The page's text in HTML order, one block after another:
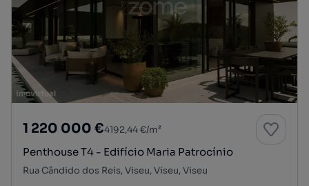
1 220 000 €4192,44 €/m²
Penthouse T4 - Edifício Maria Patrocínio
Rua Cândido dos Reis, Viseu, Viseu, Viseu